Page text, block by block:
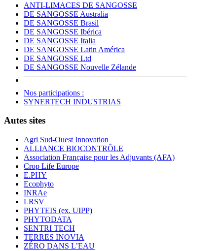
ANTI-LIMACES DE SANGOSSE
DE SANGOSSE Australia
DE SANGOSSE Brasil
DE SANGOSSE Ibérica
DE SANGOSSE Italia
DE SANGOSSE Latin América
DE SANGOSSE Ltd
DE SANGOSSE Nouvelle Zélande
Nos participations :
SYNERTECH INDUSTRIAS
Autes sites
Agri Sud-Ouest Innovation
ALLIANCE BIOCONTRÔLE
Association Française pour les Adjuvants (AFA)
Crop Life Europe
E.PHY
Ecophyto
INRAe
LRSV
PHYTEIS (ex. UIPP)
PHYTODATA
SENTRI TECH
TERRES INOVIA
ZÉRO DANS L’EAU